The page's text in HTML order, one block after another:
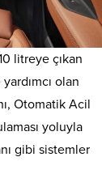
litreye çıkan
olan
Otomatik Acil
yoluyla
gibi sistemler